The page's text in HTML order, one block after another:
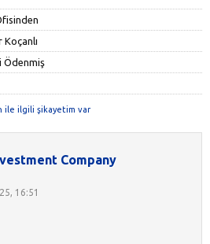
Koçanlı
Ödenmiş
ile ilgili şikayetim var
Company
16:51